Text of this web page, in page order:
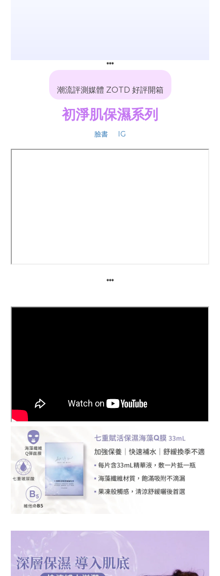
***
潮流評測媒體 ZOTD 好評開箱
初淨肌保濕系列
臉書 IG
***